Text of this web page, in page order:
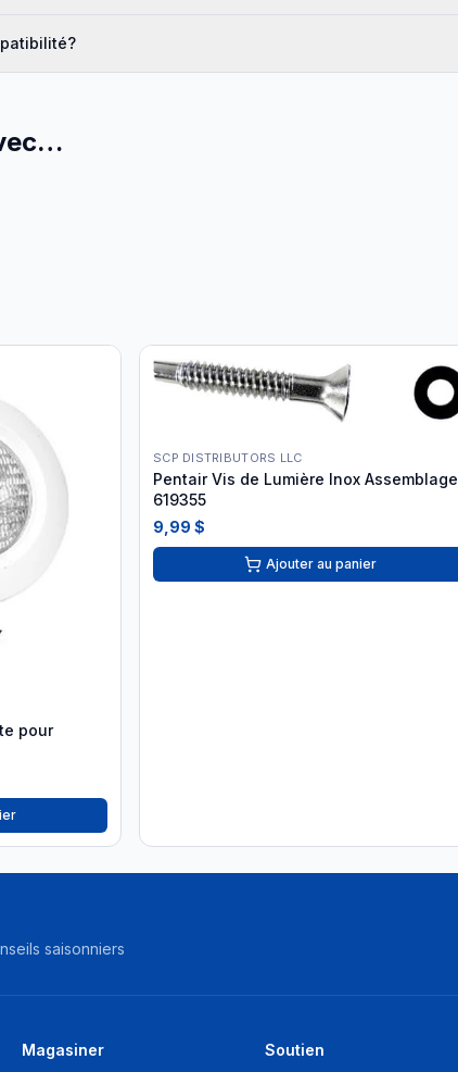
pour
SCP DISTRIBUTORS LLC
Pentair Vis de Lumière Inox Assemblage
619355
9,99 $
Ajouter au panier
saisonniers
Magasiner Soutien